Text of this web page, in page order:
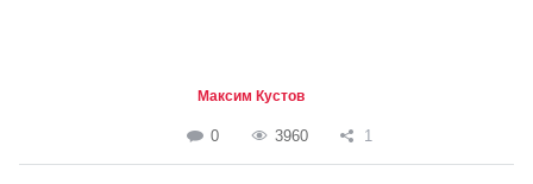
Максим Кустов
0 3960 1